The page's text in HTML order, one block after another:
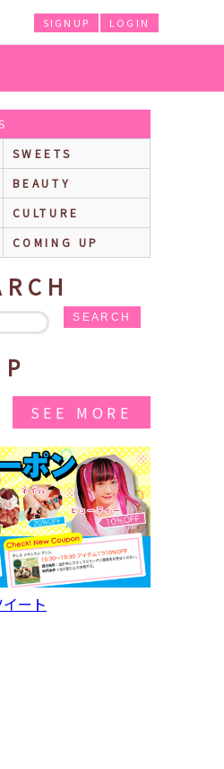
LOGIN
SIGNUP
SWEETS
BEAUTY
CULTURE
COMING UP
SEARCH
SEE MORE
ート